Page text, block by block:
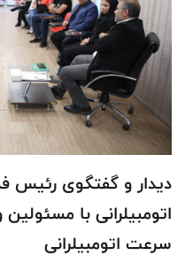
دیدار و گفتگوی رئیس
اتومبیلرانی با
سرعت اتومبیلرانی